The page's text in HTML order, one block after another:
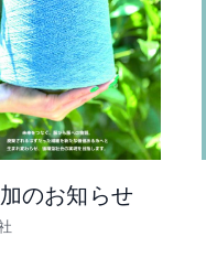
のお知らせ